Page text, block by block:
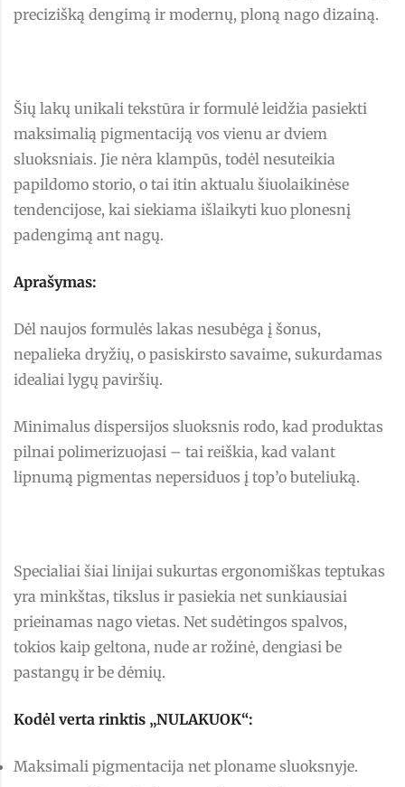
precizišką dengimą ir modernų, ploną nago dizainą.
Šių lakų unikali tekstūra ir formulė leidžia pasiekti
maksimalią pigmentaciją vos vienu ar dviem
sluoksniais. Jie nėra klampūs, todėl nesuteikia
papildomo storio, o tai itin aktualu šiuolaikinėse
tendencijose, kai siekiama išlaikyti kuo plonesnį
padengimą ant nagų.
Aprašymas:
Dėl naujos formulės lakas nesubėga į šonus,
nepalieka dryžių, o pasiskirsto savaime, sukurdamas
idealiai lygų paviršių.
Minimalus dispersijos sluoksnis rodo, kad produktas
pilnai polimerizuojasi – tai reiškia, kad valant
lipnumą pigmentas nepersiduos į top’o buteliuką.
Specialiai šiai linijai sukurtas ergonomiškas teptukas
yra minkštas, tikslus ir pasiekia net sunkiausiai
prieinamas nago vietas. Net sudėtingos spalvos,
tokios kaip geltona, nude ar rožinė, dengiasi be
pastangų ir be dėmių.
Kodėl verta rinktis „NULAKUOK“:
Maksimali pigmentacija net ploname sluoksnyje.